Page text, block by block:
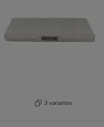
3 variantes